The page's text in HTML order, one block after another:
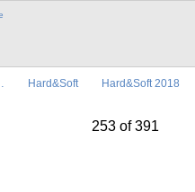
Hard&Soft Hard&Soft 2018
253 of 391